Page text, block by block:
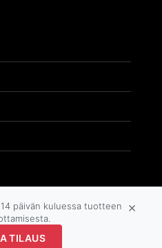
©taidepiste.fi
päivän kuluessa tuotteen
TILAUS
×